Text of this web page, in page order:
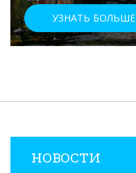
УЗНАТЬ БОЛЬШЕ
НОВОСТИ